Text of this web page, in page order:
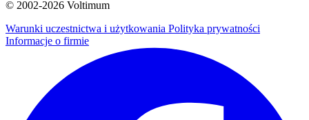
© 2002-2026 Voltimum
Warunki uczestnictwa i użytkowania Polityka prywatności
Informacje o firmie